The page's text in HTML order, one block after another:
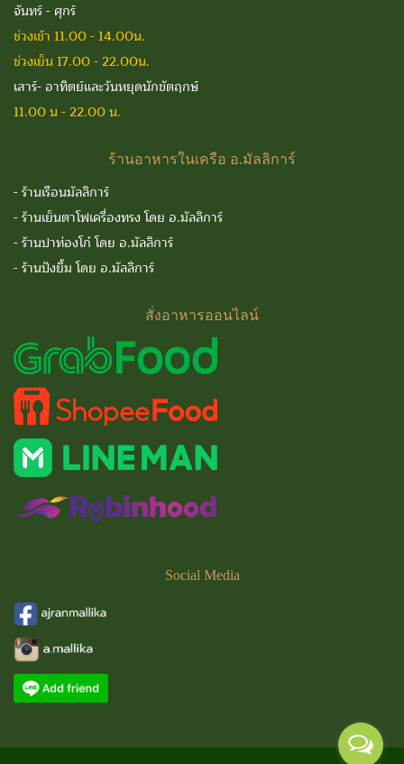
จันทร์ - ศุกร์
ช่วงเช้า 11.00 - 14.00น.
ช่วงเย็น 17.00 - 22.00น.
เสาร์- อาทิตย์และวันหยุดนักขัตฤกษ์
11.00 น - 22.00 น.
ร้านอาหารในเครือ อ.มัลลิการ์
-ร้านเรือนมัลลิการ์
-ร้านเย็นตาโฟเครื่องทรง โดย อ.มัลลิการ์
-ร้านปาท่องโก๋ โดย อ.มัลลิการ์
-ร้านปังยิ้ม โดย อ.มัลลิการ์
สั่งอาหารออนไลน์
Social Media